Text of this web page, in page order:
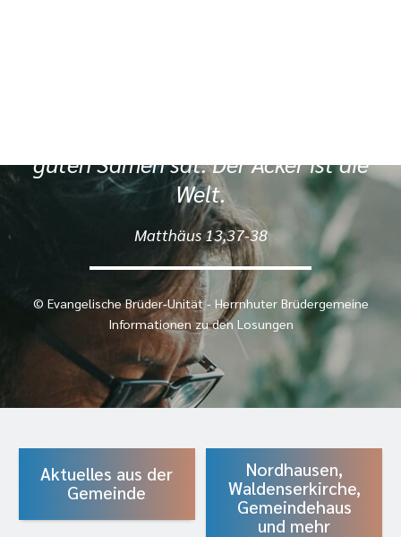
guten Samen sät. Der Acker ist die
Welt.
Matthäus 13,37-38
© Evangelische Brüder-Unität - Herrnhuter Brüdergemeine
Informationen zu den Losungen
Aktuelles aus der
Gemeinde
Nordhausen,
Waldenserkirche,
Gemeindehaus
und mehr